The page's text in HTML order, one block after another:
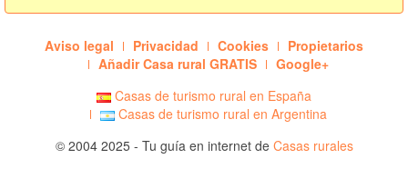
Aviso legal Privacidad Cookies
Propietarios
Añadir Casa rural GRATIS
Google+
Casas de turismo rural en España
Casas de turismo rural en Argentina
© 2004 2025 - Tu guía en internet de Casas rurales